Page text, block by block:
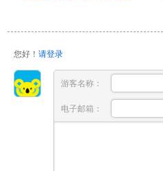
您好！ 请登录
游客名称：
电子邮箱：